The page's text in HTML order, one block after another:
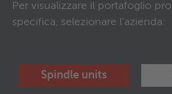
Per visualizzare il portafoglio
specifica, selezionare l’azienda:
Spindle units